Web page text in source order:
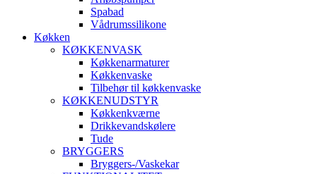
Spabad
Vådrumssilikone
Køkken
KØKKENVASK
Køkkenarmaturer
Køkkenvaske
Tilbehør til køkkenvaske
KØKKENUDSTYR
Køkkenkværne
Drikkevandskølere
Tude
BRYGGERS
Bryggers-/Vaskekar